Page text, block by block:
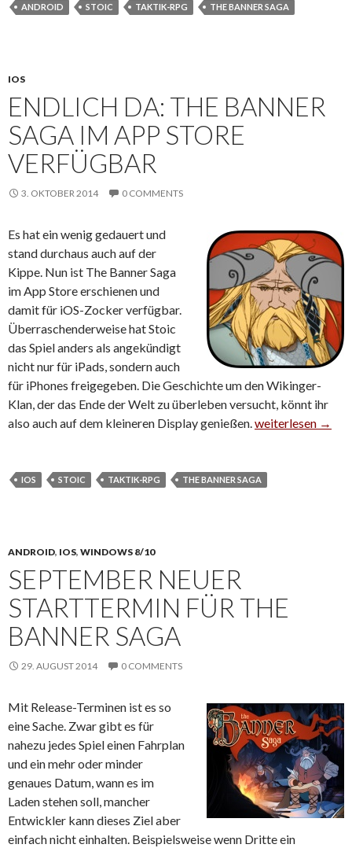
ANDROID STOIC TAKTIK-RPG THE BANNER SAGA
IOS
ENDLICH DA: THE BANNER
SAGA IM APP STORE
VERFÜGBAR
3. OKTOBER 2014 0 COMMENTS
Es hat ein wenig gedauert und
stand durchaus auch auf der
Kippe. Nun ist The Banner Saga
im App Store erschienen und
damit für iOS-Zocker verfügbar.
Überraschenderweise hat Stoic
das Spiel anders als angekündigt
nicht nur für iPads, sondern auch
für iPhones freigegeben. Die Geschichte um den Wikinger-
Klan, der das Ende der Welt zu überleben versucht, könnt ihr
also auch auf dem kleineren Display genießen. Endlich da: The
weiterlesen →
IOS STOIC TAKTIK-RPG THE BANNER SAGA
ANDROID, IOS, WINDOWS 8/10
SEPTEMBER NEUER
STARTTERMIN FÜR THE
BANNER SAGA
29. AUGUST 2014 0 COMMENTS
Mit Release-Terminen ist es so
eine Sache. Zwar gibt es für
nahezu jedes Spiel einen Fahrplan
und ein mehr oder minder
genaues Datum, wann es im
Laden stehen soll, mancher
Entwickler kann dieses Ziel aber
einfach nicht einhalten. Beispielsweise wenn Dritte ein